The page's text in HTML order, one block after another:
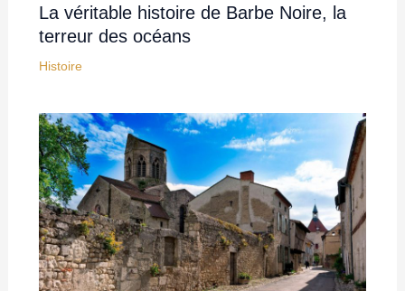
La véritable histoire de Barbe Noire, la
terreur des océans
Histoire